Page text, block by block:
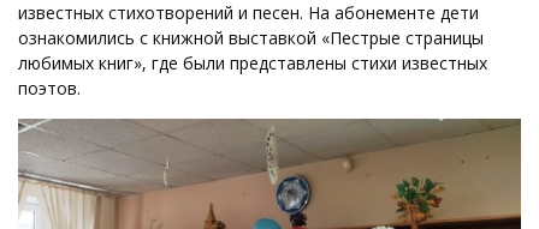
известных стихотворений и песен. На абонементе дети
ознакомились с книжной выставкой «Пестрые страницы
любимых книг», где были представлены стихи известных
поэтов.